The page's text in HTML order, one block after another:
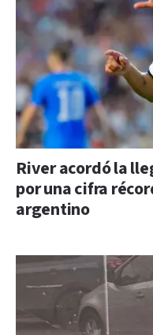
River acordó la
por una cifra
argentino